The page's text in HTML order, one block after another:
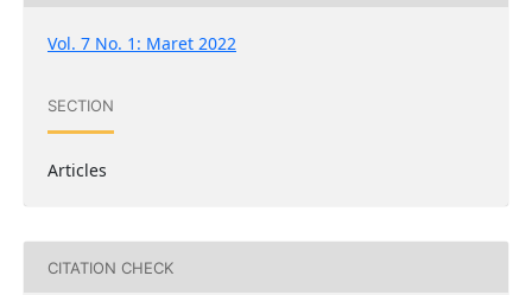
Vol. 7 No. 1: Maret 2022
SECTION
Articles
CITATION CHECK